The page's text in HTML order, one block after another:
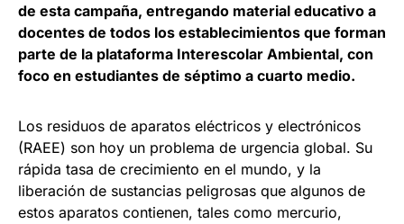
de esta campaña, entregando material educativo a
docentes de todos los establecimientos que forman
parte de la plataforma Interescolar Ambiental, con
foco en estudiantes de séptimo a cuarto medio.
Los residuos de aparatos eléctricos y electrónicos
(RAEE) son hoy un problema de urgencia global. Su
rápida tasa de crecimiento en el mundo, y la
liberación de sustancias peligrosas que algunos de
estos aparatos contienen, tales como mercurio,